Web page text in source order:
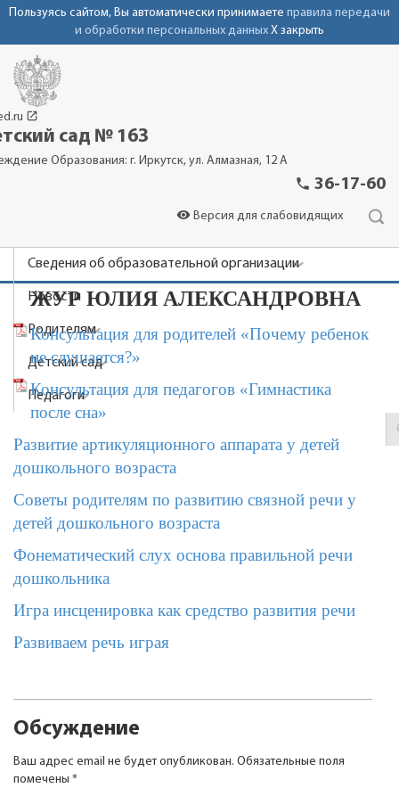
Пользуясь сайтом, Вы автоматически принимаете правила передачи
и обработки персональных данных X закрыть
launch
сад № 163
Образования: г. Иркутск, ул. Алмазная, 12 А
phone 36-17-60
visibility Версия для слабовидящих
Сведения об образовательной организации
Новости
Родителям
Детский сад
Педагоги
ЖУР ЮЛИЯ АЛЕКСАНДРОВНА
Консультация для родителей «Почему ребенок
не слушается?»
Консультация для педагогов «Гимнастика
после сна»
Развитие артикуляционного аппарата у детей
дошкольного возраста
Советы родителям по развитию связной речи у
детей дошкольного возраста
Фонематический слух основа правильной речи
дошкольника
Игра инсценировка как средство развития речи
Развиваем речь играя
Обсуждение
Ваш адрес email не будет опубликован. Обязательные поля
помечены *